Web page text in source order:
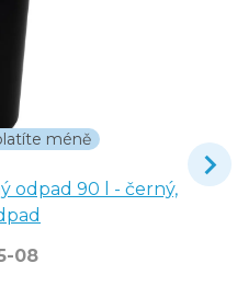
méně
odpad 90 l - černý,
08